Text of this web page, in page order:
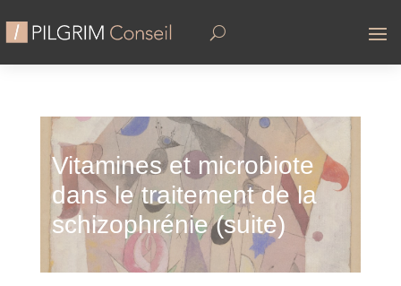
Vitamines et microbiote
dans le traitement de la
schizophrénie (suite)